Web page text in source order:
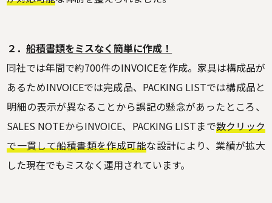
２．船積書類をミスなく簡単に作成！
同社では年間で約700件のINVOICEを作成。家具は構成品が
あるためINVOICEでは完成品、PACKING LISTでは構成品と
明細の表示が異なることから誤記の懸念があったところ、
SALES NOTEからINVOICE、PACKING LISTまで数クリック
で一貫して船積書類を作成可能な設計により、業績が拡大
した現在でもミスなく運用されています。